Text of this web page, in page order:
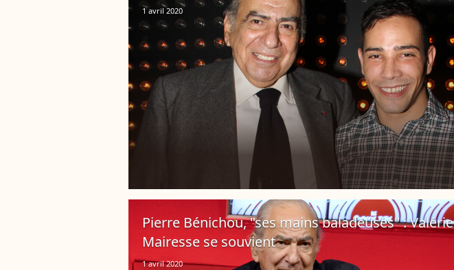
1 avril 2020
Pierre Bénichou, "ses mains baladeuses" : Valérie
Mairesse se souvient
1 avril 2020